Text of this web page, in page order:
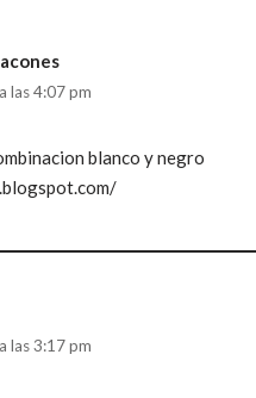
las 4:07 pm
blanco y negro
las 3:17 pm